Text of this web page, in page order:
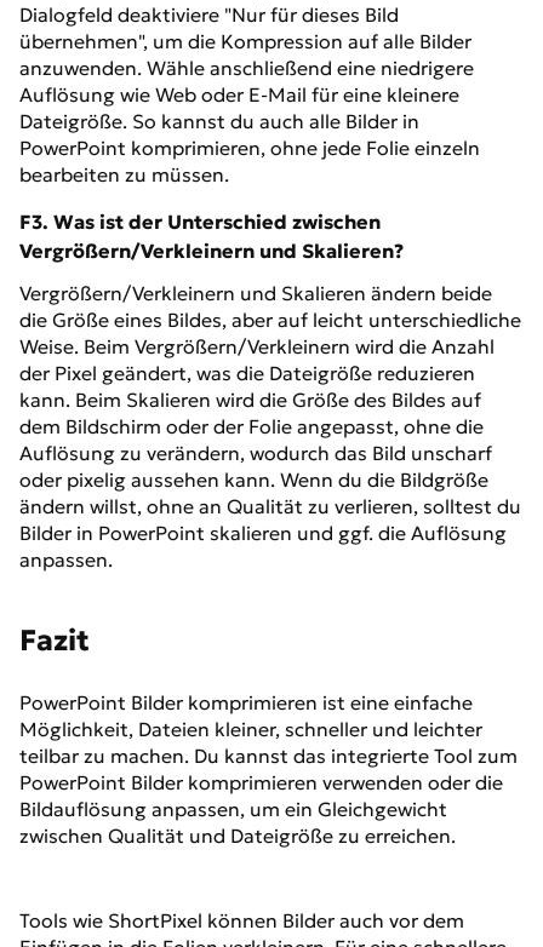
Dialogfeld deaktiviere "Nur für dieses Bild
übernehmen", um die Kompression auf alle Bilder
anzuwenden. Wähle anschließend eine niedrigere
Auflösung wie Web oder E-Mail für eine kleinere
Dateigröße. So kannst du auch alle Bilder in
PowerPoint komprimieren, ohne jede Folie einzeln
bearbeiten zu müssen.
F3. Was ist der Unterschied zwischen
Vergrößern/Verkleinern und Skalieren?
Vergrößern/Verkleinern und Skalieren ändern beide
die Größe eines Bildes, aber auf leicht unterschiedliche
Weise. Beim Vergrößern/Verkleinern wird die Anzahl
der Pixel geändert, was die Dateigröße reduzieren
kann. Beim Skalieren wird die Größe des Bildes auf
dem Bildschirm oder der Folie angepasst, ohne die
Auflösung zu verändern, wodurch das Bild unscharf
oder pixelig aussehen kann. Wenn du die Bildgröße
ändern willst, ohne an Qualität zu verlieren, solltest du
Bilder in PowerPoint skalieren und ggf. die Auflösung
anpassen.
Fazit
PowerPoint Bilder komprimieren ist eine einfache
Möglichkeit, Dateien kleiner, schneller und leichter
teilbar zu machen. Du kannst das integrierte Tool zum
PowerPoint Bilder komprimieren verwenden oder die
Bildauflösung anpassen, um ein Gleichgewicht
zwischen Qualität und Dateigröße zu erreichen.
Tools wie ShortPixel können Bilder auch vor dem